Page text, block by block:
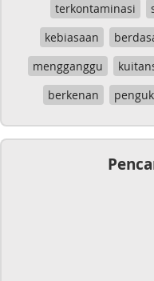
terkontaminasi
kebiasaan
mengganggu
berkenan